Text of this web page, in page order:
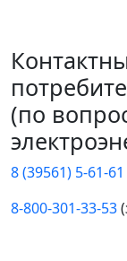
(по
8 (39561) 5-61-61
8-800-301-33-53